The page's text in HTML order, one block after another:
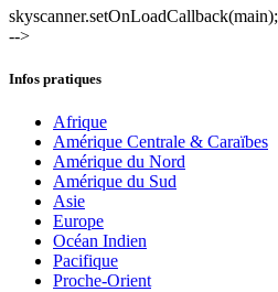
skyscanner.setOnLoadCallback(main);
-->
Infos pratiques
Afrique
Amérique Centrale & Caraïbes
Amérique du Nord
Amérique du Sud
Asie
Europe
Océan Indien
Pacifique
Proche-Orient